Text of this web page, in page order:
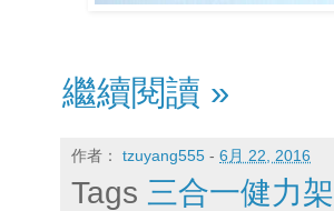
繼續閱讀 »
作者： tzuyang555 - 6月 22, 2016
Tags 三合一健力架